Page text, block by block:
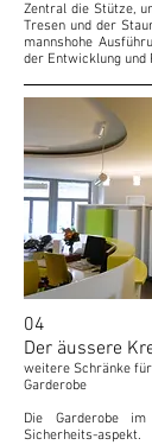
Zentral die Stütze,
Tresen und der
mannshohe
der Entwicklung und
04
Der äussere
weitere Schränke
Garderobe
Die Garderobe
Sicherheits-aspekt.